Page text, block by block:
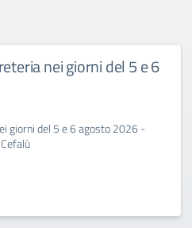
nei giorni del 5 e 6
giorni del 5 e 6 agosto 2026 -